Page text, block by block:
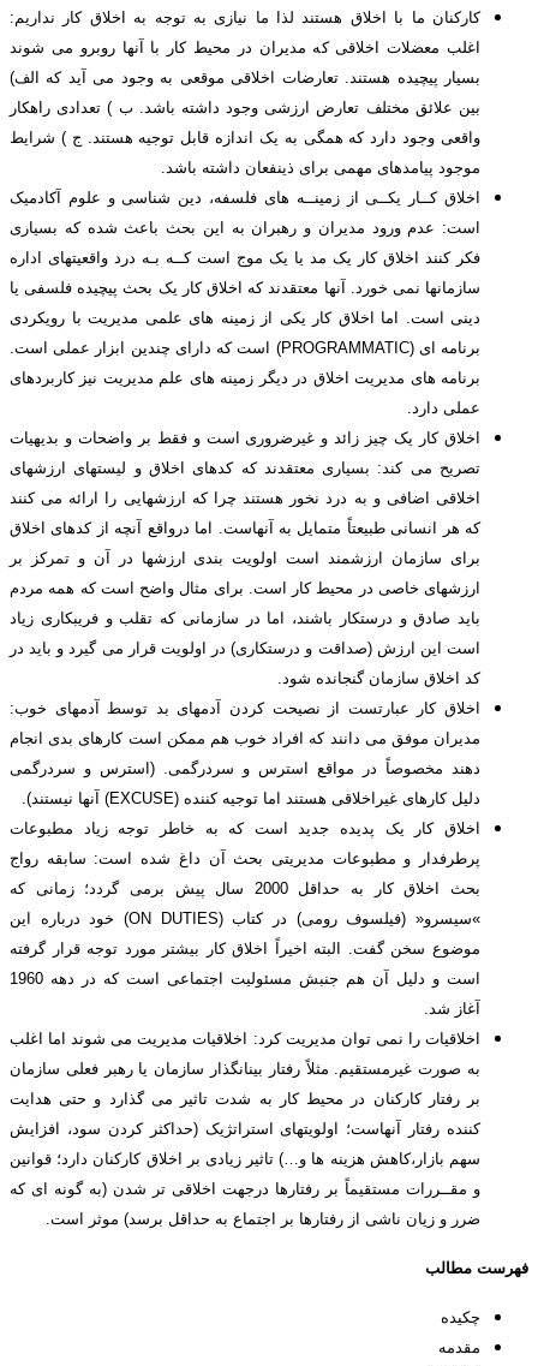
کارکنان ما با اخلاق هستند لذا ما نیازی به توجه به اخلاق کار نداریم:
اغلب معضلات اخلاقی که مدیران در محیط کار با آنها روبرو می شوند
بسیار پیچیده هستند. تعارضات اخلاقی موقعی به وجود می آید که الف)
بین علائق مختلف تعارض ارزشی وجود داشته باشد. ب ) تعدادی راهکار
واقعی وجود دارد که همگی به یک اندازه قابل توجیه هستند. ج ) شرایط
موجود پیامدهای مهمی برای ذینفعان داشته باشد.
اخلاق کــار یکــی از زمینــه های فلسفه، دین شناسی و علوم آکادمیک
است: عدم ورود مدیران و رهبران به این بحث باعث شده که بسیاری
فکر کنند اخلاق کار یک مد یا یک موج است کــه بـه درد واقعیتهای اداره
سازمانها نمی خورد. آنها معتقدند که اخلاق کار یک بحث پیچیده فلسفی یا
دینی است. اما اخلاق کار یکی از زمینه های علمی مدیریت با رویکردی
برنامه ای (PROGRAMMATIC) است که دارای چندین ابزار عملی است.
برنامه های مدیریت اخلاق در دیگر زمینه های علم مدیریت نیز کاربردهای
عملی دارد.
اخلاق کار یک چیز زائد و غیرضروری است و فقط بر واضحات و بدیهیات
تصریح می کند: بسیاری معتقدند که کدهای اخلاق و لیستهای ارزشهای
اخلاقی اضافی و به درد نخور هستند چرا که ارزشهایی را ارائه می کنند
که هر انسانی طبیعتاً متمایل به آنهاست. اما درواقع آنچه از کدهای اخلاق
برای سازمان ارزشمند است اولویت بندی ارزشها در آن و تمرکز بر
ارزشهای خاصی در محیط کار است. برای مثال واضح است که همه مردم
باید صادق و درستکار باشند، اما در سازمانی که تقلب و فریبکاری زیاد
است این ارزش (صداقت و درستکاری) در اولویت قرار می گیرد و باید در
کد اخلاق سازمان گنجانده شود.
اخلاق کار عبارتست از نصیحت کردن آدمهای بد توسط آدمهای خوب:
مدیران موفق می دانند که افراد خوب هم ممکن است کارهای بدی انجام
دهند مخصوصاً در مواقع استرس و سردرگمی. (استرس و سردرگمی
دلیل کارهای غیراخلاقی هستند اما توجیه کننده (EXCUSE) آنها نیستند).
اخلاق کار یک پدیده جدید است که به خاطر توجه زیاد مطبوعات
پرطرفدار و مطبوعات مدیریتی بحث آن داغ شده است: سابقه رواج
بحث اخلاق کار به حداقل 2000 سال پیش برمی گردد؛ زمانی که
»سیسرو« (فیلسوف رومی) در کتاب (ON DUTIES) خود درباره این
موضوع سخن گفت. البته اخیراً اخلاق کار بیشتر مورد توجه قرار گرفته
است و دلیل آن هم جنبش مسئولیت اجتماعی است که در دهه 1960
آغاز شد.
اخلاقیات را نمی توان مدیریت کرد: اخلاقیات مدیریت می شوند اما اغلب
به صورت غیرمستقیم. مثلاً رفتار بینانگذار سازمان یا رهبر فعلی سازمان
بر رفتار کارکنان در محیط کار به شدت تاثیر می گذارد و حتی هدایت
کننده رفتار آنهاست؛ اولویتهای استراتژیک (حداکثر کردن سود، افزایش
سهم بازار،‌کاهش هزینه ها و…) تاثیر زیادی بر اخلاق کارکنان دارد؛ قوانین
و مقــررات مستقیماً بر رفتارها درجهت اخلاقی تر شدن (به گونه ای که
ضرر و زیان ناشی از رفتارها بر اجتماع به حداقل برسد) موثر است.
فهرست مطالب
چکیده
مقدمه